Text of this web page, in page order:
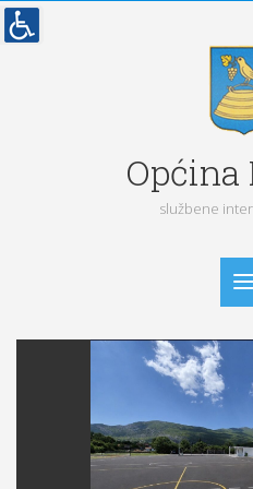
Općina
službene
Obavijesti